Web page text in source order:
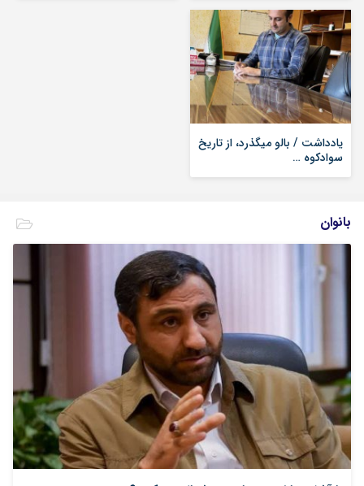
یادداشت / بالو میگذرد، از تاریخ
سوادکوه …
بانوان